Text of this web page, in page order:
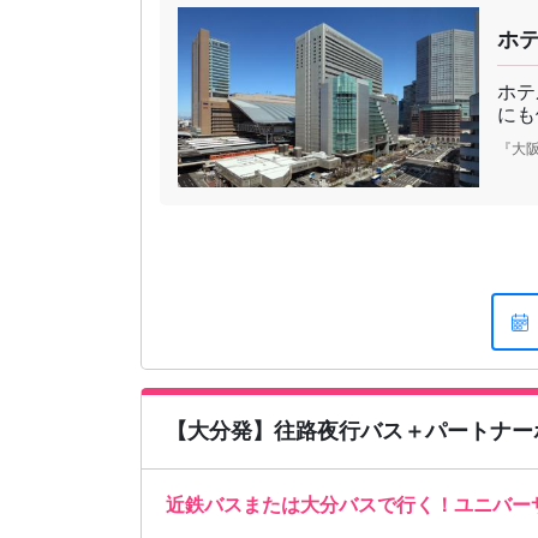
ホ
ホ
に
『大
【大分発】往路夜行バス＋パートナ
近鉄バスまたは大分バスで行く！ユニバ